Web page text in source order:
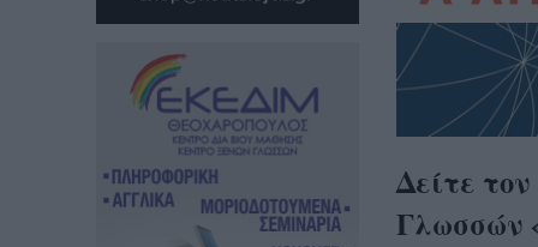
Δείτε
Γλωσσών